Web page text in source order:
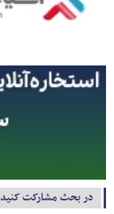
در بحث مشارکت کنید